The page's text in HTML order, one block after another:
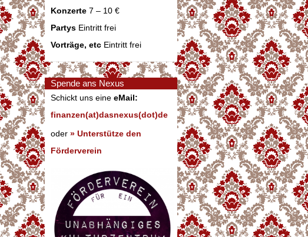
Konzerte 7 – 10 €
Partys Eintritt frei
Vorträge, etc Eintritt frei
Spende ans Nexus
Schickt uns eine eMail:
finanzen(at)dasnexus(dot)de
oder » Unterstütze den
Förderverein